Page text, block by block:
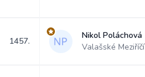
1457.
Nikol Poláchová
Valašské Meziříčí